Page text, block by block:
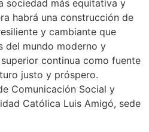
sociedad más equitativa y
habrá una construcción de
y cambiante que
del mundo moderno y
continua como fuente
justo y próspero.
Comunicación Social y
Católica Luis Amigó, sede